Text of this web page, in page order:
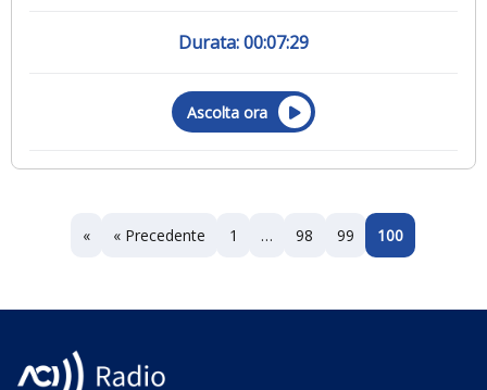
00:07:29
Ascolta ora
« « Precedente 1 … 98 99 100